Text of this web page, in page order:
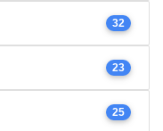
32
23
25